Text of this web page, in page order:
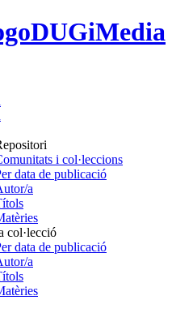
DUGiMedia
i col·leccions
data de publicació
a
col·lecció
data de publicació
a